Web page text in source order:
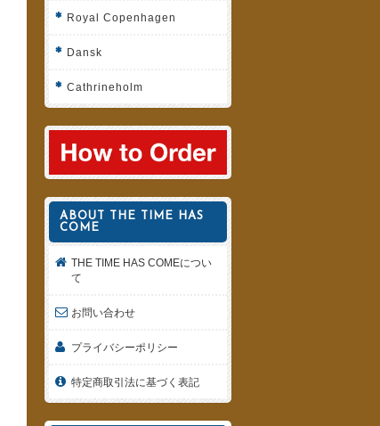
Royal Copenhagen
Dansk
Cathrineholm
ABOUT THE TIME HAS
COME
THE TIME HAS COMEについ
て
お問い合わせ
プライバシーポリシー
特定商取引法に基づく表記